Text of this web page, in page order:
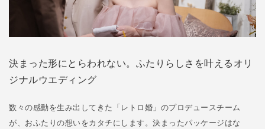
決まった形にとらわれない。ふたりらしさを叶えるオリ
ジナルウエディング
数々の感動を生み出してきた「レトロ婚」のプロデュースチーム
が、おふたりの想いをカタチにします。決まったパッケージはな